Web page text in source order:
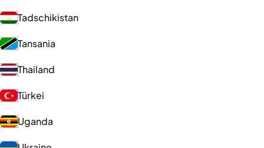
Tadschikistan
Tansania
Thailand
Türkei
Uganda